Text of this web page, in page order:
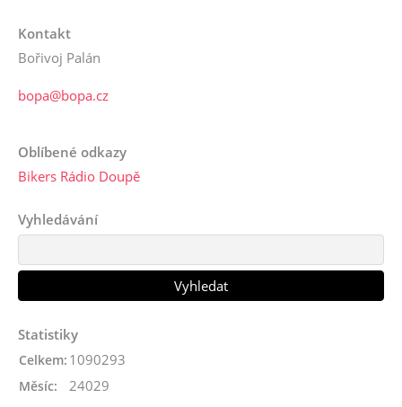
Kontakt
Bořivoj Palán
bopa@bopa.cz
Oblíbené odkazy
Bikers Rádio Doupě
Vyhledávání
Statistiky
Celkem: 1090293
Měsíc: 24029